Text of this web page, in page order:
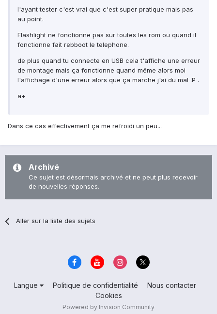
l'ayant tester c'est vrai que c'est super pratique mais pas
au point.
Flashlight ne fonctionne pas sur toutes les rom ou quand il
fonctionne fait rebboot le telephone.
de plus quand tu connecte en USB cela t'affiche une erreur
de montage mais ça fonctionne quand même alors moi
l'affichage d'une erreur alors que ça marche j'ai du mal :P .
a+
Dans ce cas effectivement ça me refroidi un peu...
Archivé
Ce sujet est désormais archivé et ne peut plus recevoir
de nouvelles réponses.
Aller sur la liste des sujets
Langue Politique de confidentialité
Nous contacter
Cookies
Powered by Invision Community